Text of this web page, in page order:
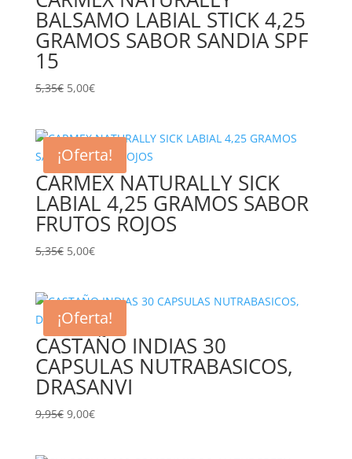
BALSAMO LABIAL STICK 4,25
GRAMOS SABOR SANDIA SPF
15
5,35€ El
era:
5,35€.
5,00€El
es:
5,00€.
¡Oferta!
CARMEX NATURALLY SICK
LABIAL 4,25 GRAMOS SABOR
FRUTOS ROJOS
5,35€ El
era:
5,35€.
5,00€El
es:
5,00€.
¡Oferta!
CASTAÑO INDIAS 30
CAPSULAS NUTRABASICOS,
DRASANVI
9,95€ El
9,00€El